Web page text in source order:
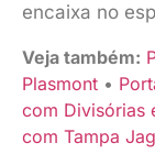
encaixa no
Veja também:
Plasmont •
com Divisórias
com Tampa